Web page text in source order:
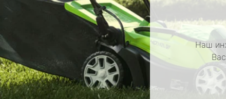
Наш